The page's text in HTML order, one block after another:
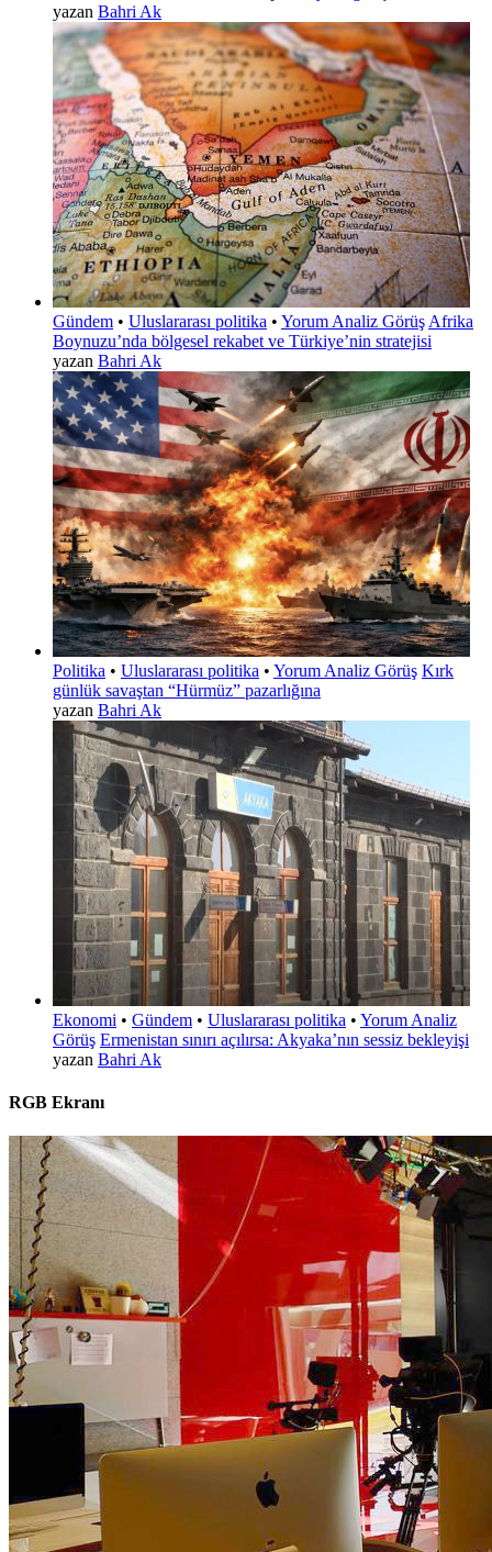
yazan Bahri Ak
Gündem • Uluslararası politika • Yorum Analiz Görüş Afrika
Boynuzu’nda bölgesel rekabet ve Türkiye’nin stratejisi
yazan Bahri Ak
Politika • Uluslararası politika • Yorum Analiz Görüş Kırk
günlük savaştan “Hürmüz” pazarlığına
yazan Bahri Ak
Ekonomi • Gündem • Uluslararası politika • Yorum Analiz
Görüş Ermenistan sınırı açılırsa: Akyaka’nın sessiz bekleyişi
yazan Bahri Ak
RGB Ekranı